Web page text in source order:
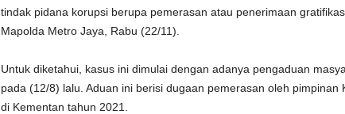
tindak pidana korupsi berupa pemerasan atau penerimaan
Mapolda Metro Jaya, Rabu (22/11).
Untuk diketahui, kasus ini dimulai dengan adanya pengaduan
pada (12/8) lalu. Aduan ini berisi dugaan pemerasan oleh pimpinan
di Kementan tahun 2021.